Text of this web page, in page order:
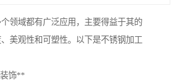
领域都有广泛应用，主要得益于其的
美观性和可塑性。以下是不锈钢加工
饰**